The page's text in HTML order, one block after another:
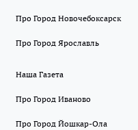
Про Город Новочебоксарск
Про Город Ярославль
Наша Газета
Про Город Иваново
Про Город Йошкар-Ола